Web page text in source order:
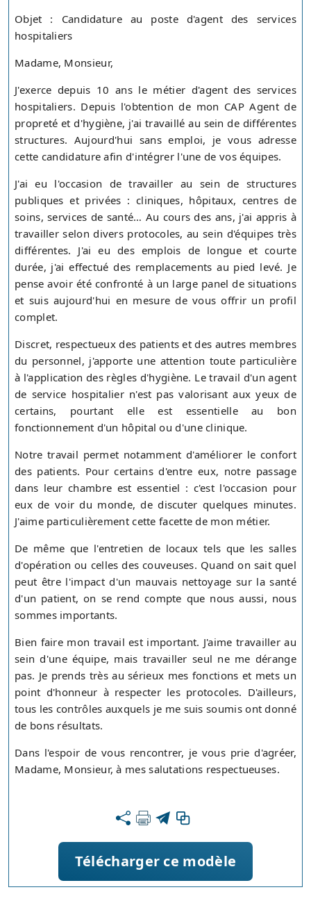
Objet : Candidature au poste d'agent des services
hospitaliers
Madame, Monsieur,
J'exerce depuis 10 ans le métier d'agent des services
hospitaliers. Depuis l'obtention de mon CAP Agent de
propreté et d'hygiène, j'ai travaillé au sein de différentes
structures. Aujourd'hui sans emploi, je vous adresse
cette candidature afin d'intégrer l'une de vos équipes.
J'ai eu l'occasion de travailler au sein de structures
publiques et privées : cliniques, hôpitaux, centres de
soins, services de santé… Au cours des ans, j'ai appris à
travailler selon divers protocoles, au sein d'équipes très
différentes. J'ai eu des emplois de longue et courte
durée, j'ai effectué des remplacements au pied levé. Je
pense avoir été confronté à un large panel de situations
et suis aujourd'hui en mesure de vous offrir un profil
complet.
Discret, respectueux des patients et des autres membres
du personnel, j'apporte une attention toute particulière
à l'application des règles d'hygiène. Le travail d'un agent
de service hospitalier n'est pas valorisant aux yeux de
certains, pourtant elle est essentielle au bon
fonctionnement d'un hôpital ou d'une clinique.
Notre travail permet notamment d'améliorer le confort
des patients. Pour certains d'entre eux, notre passage
dans leur chambre est essentiel : c'est l'occasion pour
eux de voir du monde, de discuter quelques minutes.
J'aime particulièrement cette facette de mon métier.
De même que l'entretien de locaux tels que les salles
d'opération ou celles des couveuses. Quand on sait quel
peut être l'impact d'un mauvais nettoyage sur la santé
d'un patient, on se rend compte que nous aussi, nous
sommes importants.
Bien faire mon travail est important. J'aime travailler au
sein d'une équipe, mais travailler seul ne me dérange
pas. Je prends très au sérieux mes fonctions et mets un
point d'honneur à respecter les protocoles. D'ailleurs,
tous les contrôles auxquels je me suis soumis ont donné
de bons résultats.
Dans l'espoir de vous rencontrer, je vous prie d'agréer,
Madame, Monsieur, à mes salutations respectueuses.
Télécharger ce modèle